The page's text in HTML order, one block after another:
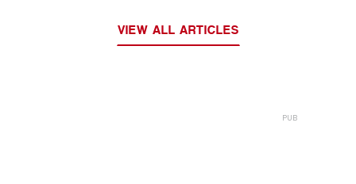
VIEW ALL ARTICLES